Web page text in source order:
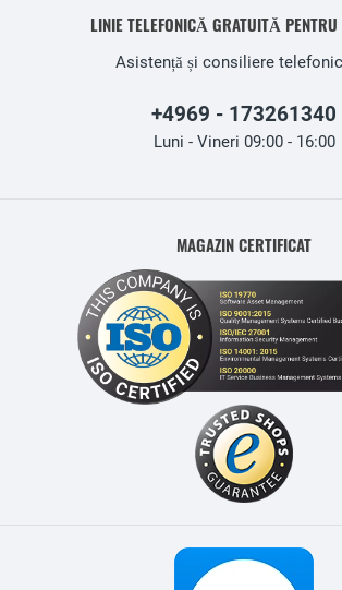
LINIE TELEFONICĂ GRATUITĂ
Asistență și consiliere
+4969 - 173261340
Luni - Vineri 09:00 - 16:00
MAGAZIN CERTIFICAT